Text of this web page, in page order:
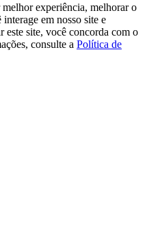
experiência, melhorar o
em nosso site e
site, você concorda com o
consulte a Política de